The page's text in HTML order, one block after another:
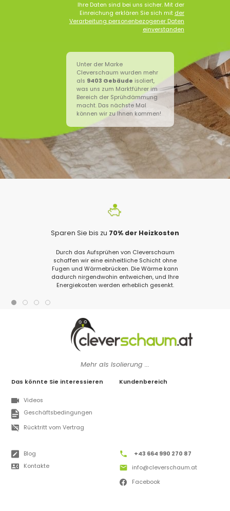
Ihre Daten sind bei uns sicher. Mit der
Einreichung erklären Sie sich mit der
Verarbeitung personenbezogener Daten
einverstanden
Unter der Marke
Cleverschaum wurden mehr
als 9403 Gebäude isoliert,
was uns zum Marktführer im
Bereich der Sprühdämmung
macht. Das nächste Mal
können wir zu Ihnen kommen!
Sparen Sie bis zu 70% der Heizkosten
Durch das Aufsprühen von Cleverschaum
schaffen wir eine einheitliche Schicht ohne
Fugen und Wärmebrücken. Die Wärme kann
dadurch nirgendwohin entweichen, und Ihre
Energiekosten werden erheblich gesenkt.
Mehr als Isolierung ...
Das könnte Sie interessieren
Videos
Geschäftsbedingungen
Rücktritt vom Vertrag
Kundenbereich
Blog
Kontakte
+43 664 990 270 87
info@cleverschaum.at
Facebook